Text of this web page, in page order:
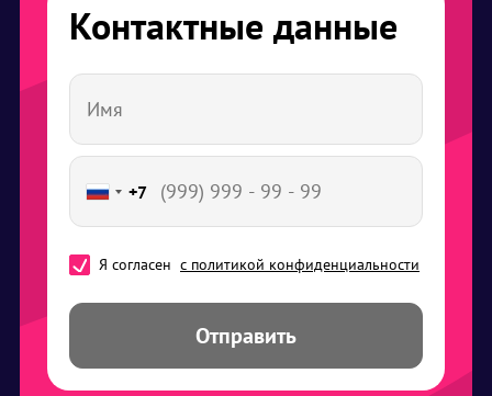
Контактные данные
+7
Я согласен с политикой конфиденциальности
Отправить